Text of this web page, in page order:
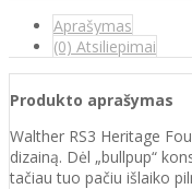
Aprašymas
(0) Atsiliepimai
Produkto aprašymas
Walther RS3 Heritage
dizainą. Dėl „bullpup“
tačiau tuo pačiu išlaiko